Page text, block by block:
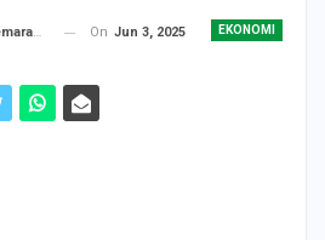
EKONOMI
On Jun 3, 2025